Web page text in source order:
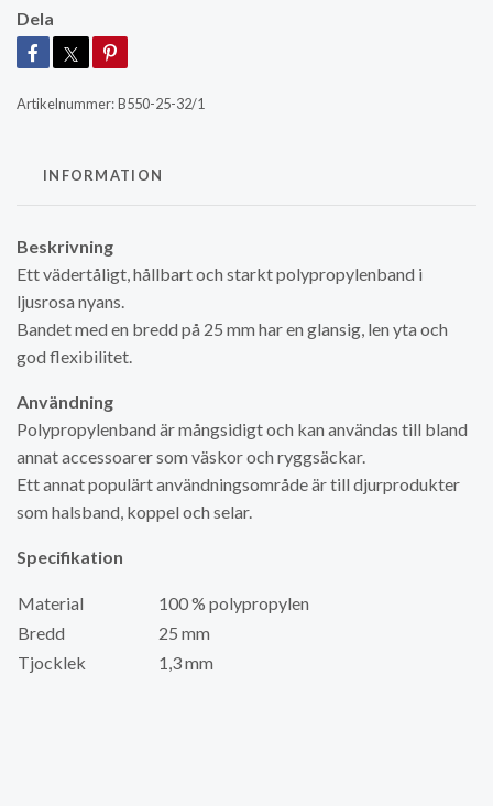
Dela
Artikelnummer:B550-25-32/1
INFORMATION
Beskrivning
Ett vädertåligt, hållbart och starkt polypropylenband i
ljusrosa nyans.
Bandet med en bredd på 25 mm har en glansig, len yta och
god flexibilitet.
Användning
Polypropylenband är mångsidigt och kan användas till bland
annat accessoarer som väskor och ryggsäckar.
Ett annat populärt användningsområde är till djurprodukter
som halsband, koppel och selar.
Specifikation
Material
100 % polypropylen
Bredd
25 mm
Tjocklek
1,3 mm